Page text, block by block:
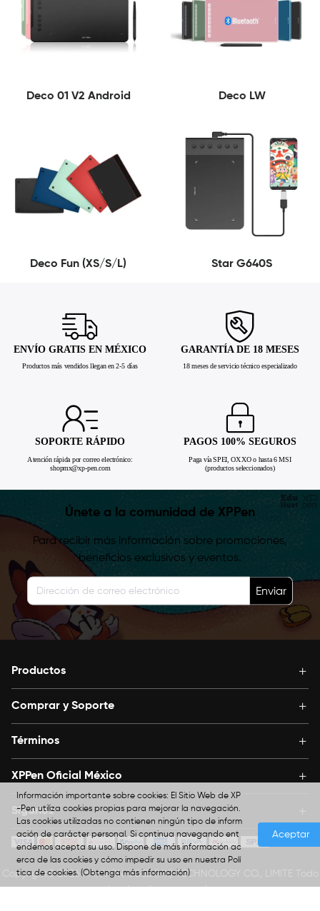
Deco 01 V2 Android Deco LW
Deco Fun (XS/S/L) Star G640S
ENVÍO GRATIS EN MÉXICO
Productos más vendidos llegan en 2-5 días
GARANTÍA DE 18 MESES
18 meses de servicio técnico especializado
SOPORTE RÁPIDO
Atención rápida por correo electrónico:
shopmx@xp-pen.com
PAGOS 100% SEGUROS
Paga vía SPEI, OXXO o hasta 6 MSI
(productos seleccionados)
Únete a la comunidad de XPPen
Para recibir más información sobre promociones,
beneficios exclusivos y eventos.
Enviar
Productos
Comprar y Soporte
Términos
XPPen Oficial México
Síganos
Copyright© 2026 HANVON UGEE (HK) TECHNOLOGY CO., LIMITE Todo
s los derechos reservados.
Información importante sobre cookies: El Sitio Web de XP
-Pen utiliza cookies propias para mejorar la navegación.
Las cookies utilizadas no contienen ningún tipo de inform
ación de carácter personal. Si continua navegando ent
endemos acepta su uso. Dispone de más información ac
erca de las cookies y cómo impedir su uso en nuestra Polí
tica de cookies. (Obtenga más información)
Aceptar